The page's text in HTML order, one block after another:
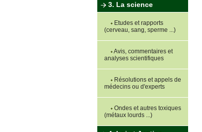
3. La science
Etudes et rapports
(cerveau, sang, sperme ...)
Avis, commentaires et
analyses scientifiques
Résolutions et appels de
médecins ou d'experts
Ondes et autres toxiques
(métaux lourds ...)